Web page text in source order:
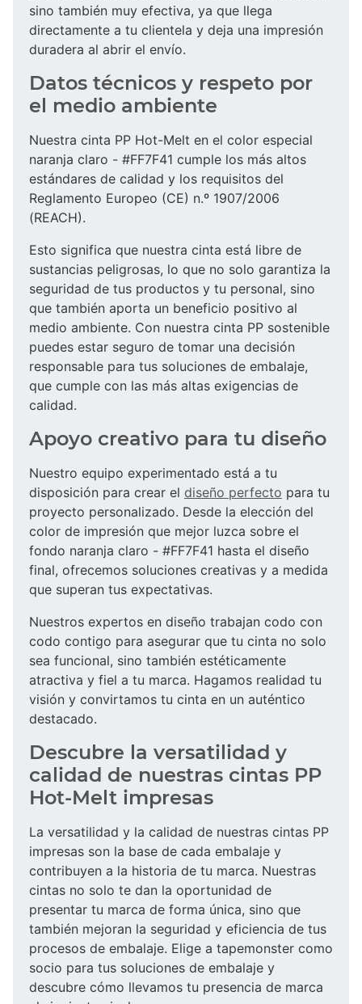
sino también muy efectiva, ya que llega
directamente a tu clientela y deja una impresión
duradera al abrir el envío.
Datos técnicos y respeto por
el medio ambiente
Nuestra cinta PP Hot-Melt en el color especial
naranja claro - #FF7F41 cumple los más altos
estándares de calidad y los requisitos del
Reglamento Europeo (CE) n.º 1907/2006
(REACH).
Esto significa que nuestra cinta está libre de
sustancias peligrosas, lo que no solo garantiza la
seguridad de tus productos y tu personal, sino
que también aporta un beneficio positivo al
medio ambiente. Con nuestra cinta PP sostenible
puedes estar seguro de tomar una decisión
responsable para tus soluciones de embalaje,
que cumple con las más altas exigencias de
calidad.
Apoyo creativo para tu diseño
Nuestro equipo experimentado está a tu
disposición para crear el diseño perfecto para tu
proyecto personalizado. Desde la elección del
color de impresión que mejor luzca sobre el
fondo naranja claro - #FF7F41 hasta el diseño
final, ofrecemos soluciones creativas y a medida
que superan tus expectativas.
Nuestros expertos en diseño trabajan codo con
codo contigo para asegurar que tu cinta no solo
sea funcional, sino también estéticamente
atractiva y fiel a tu marca. Hagamos realidad tu
visión y convirtamos tu cinta en un auténtico
destacado.
Descubre la versatilidad y
calidad de nuestras cintas PP
Hot-Melt impresas
La versatilidad y la calidad de nuestras cintas PP
impresas son la base de cada embalaje y
contribuyen a la historia de tu marca. Nuestras
cintas no solo te dan la oportunidad de
presentar tu marca de forma única, sino que
también mejoran la seguridad y eficiencia de tus
procesos de embalaje. Elige a tapemonster como
socio para tus soluciones de embalaje y
descubre cómo llevamos tu presencia de marca